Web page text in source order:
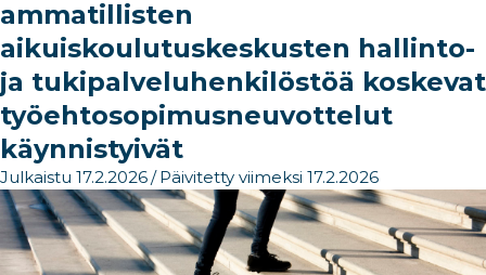
ammatillisten
aikuiskoulutuskeskusten hallinto-
ja tukipalveluhenkilöstöä koskevat
työehtosopimusneuvottelut
käynnistyivät
Julkaistu 17.2.2026/ Päivitetty viimeksi 17.2.2026